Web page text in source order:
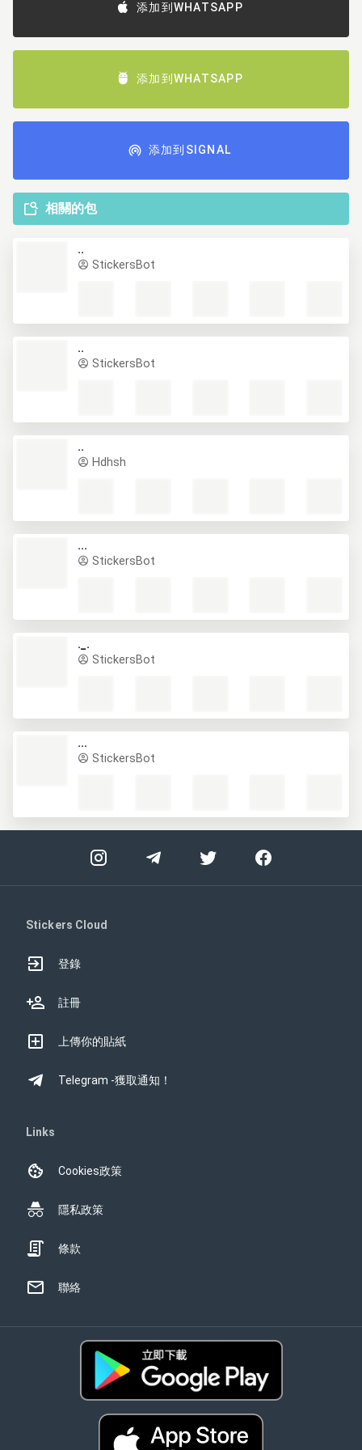
添加到WHATSAPP
添加到WHATSAPP
添加到SIGNAL
相關的包
..
StickersBot
..
StickersBot
..
Hdhsh
...
StickersBot
._.
StickersBot
...
StickersBot
Stickers Cloud
登錄
註冊
上傳你的貼紙
Telegram -獲取通知！
Links
Cookies政策
隱私政策
條款
聯絡